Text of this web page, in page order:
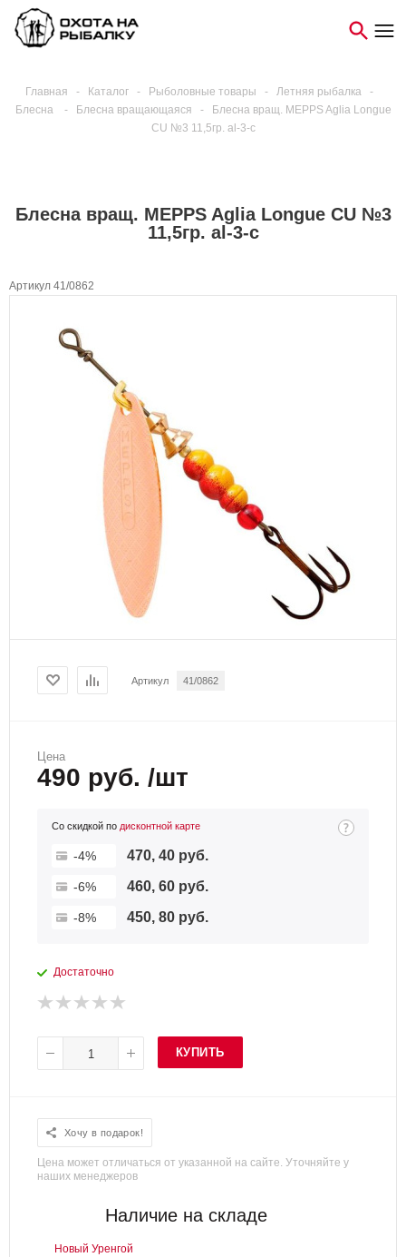
Главная - Каталог - Рыболовные товары - Летняя рыбалка
-
Блесна
- Блесна вращающаяся -
Блесна вращ. MEPPS Aglia Longue
CU №3 11,5гр. al-3-c
Блесна вращ. MEPPS Aglia Longue CU №3
11,5гр. al-3-c
Артикул 41/0862
Артикул 41/0862
Цена
490 руб. /шт
Со скидкой по дисконтной карте
-4% 470, 40 руб.
-6% 460, 60 руб.
-8% 450, 80 руб.
Достаточно
КУПИТЬ
Хочу в подарок!
Цена может отличаться от указанной на сайте. Уточняйте у
наших менеджеров
Наличие на складе
Новый Уренгой